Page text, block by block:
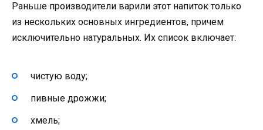
Раньше производители варили этот напиток только
из нескольких основных ингредиентов, причем
исключительно натуральных. Их список включает:
чистую воду;
пивные дрожжи;
хмель;